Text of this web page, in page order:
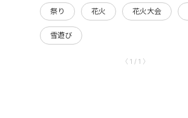
祭り 花火 花火大会
雪遊び
〈 1 / 1 〉